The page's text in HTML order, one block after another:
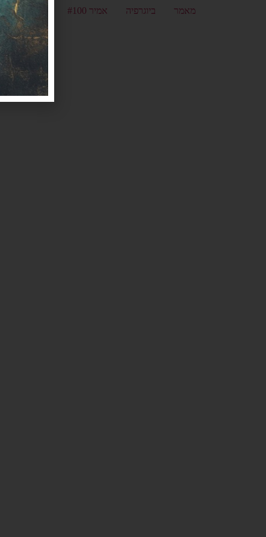
מאמר ביוגרפיה אמיר #100 אלמנטור #469